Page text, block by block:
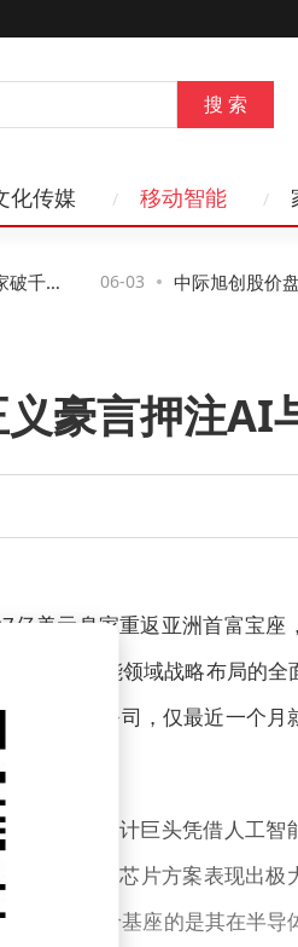
化传媒 移动智能
亿 06-03 中际旭创股价盘
豪言押注AI
美元身家重返亚洲首富宝座
在人工智能领域战略布局的全
一大上市公司，仅最近一个月
家芯片设计巨头凭借人工智
用设计的芯片方案表现出极
正构成股价基座的是其在半导